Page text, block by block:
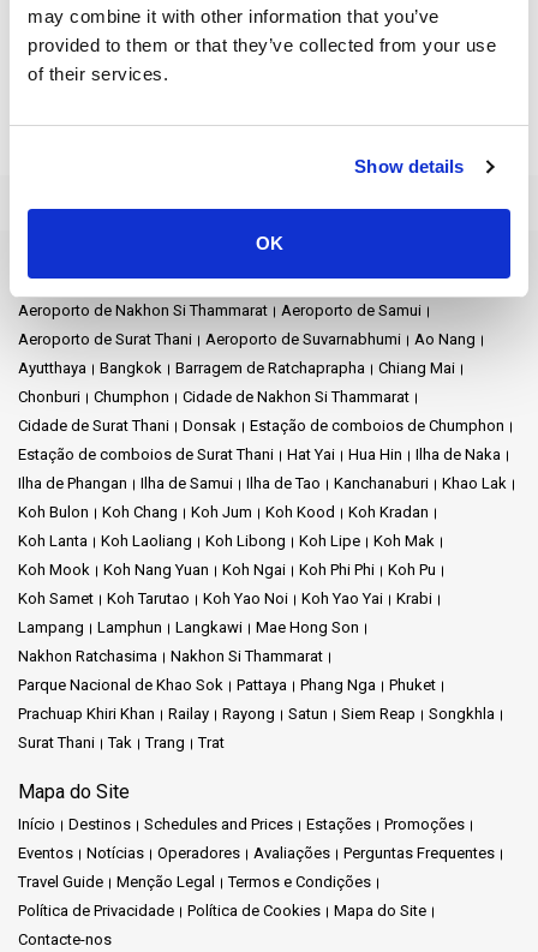
may combine it with other information that you’ve
provided to them or that they’ve collected from your use
of their services.
Show details
OK
costa nordeste de Phuket torna-se fácil.
O cais da ilha de Naka é mais do que apenas um local onde se
A estância da Ilha Naka fica nas proximidades e está repleta de
coisas extravagantes que o fazem sentir-se especial. E isso não
também a ilha de Naka Yai, que é uma joia à espera de ser
explorada.
Então, quando você chega ao Naka Island Pier, você não está
apenas começando um simples feriado; você está dando início
O que saber:
O Naka Island Pierfica a 20 minutos de carro do aeroporto
internacional de Phuket.
Acesso direto à Ilha Naka
, um spa resort de coleção de luxo em
Phuket.
Explore a Ilha Naka Yai, Koh Naka Noi, Koh Yao Yai e as ilhas Koh
Naka Yai.
Luxuosas villas com piscina privada aguardam-no no resort da
Ilha Naka.
O Cais Ao Po e o Cais Bang Rong
, nas proximidades, oferecem
opções de viagem alargadas.
Destinos de Ferry
Aeroporto de Nakhon Si Thammarat
Aeroporto de Samui
Aeroporto de Surat Thani
Aeroporto de Suvarnabhumi
Ao Nang
Ayutthaya
Bangkok Barragem de Ratchaprapha
Chiang Mai
Chonburi
Chumphon
Cidade de Nakhon Si Thammarat
Cidade de Surat Thani
Donsak
Estação de comboios de Chumphon
Estação de comboios de Surat Thani
Hat Yai Hua Hin
Ilha de Naka
Ilha de Phangan
Ilha de Samui Ilha de Tao Kanchanaburi
Khao Lak
Koh Bulon
Koh Chang Koh Jum Koh Kood
Koh Kradan
Koh Lanta
Koh Laoliang Koh Libong Koh Lipe
Koh Mak
Koh Mook
Koh Nang Yuan Koh Ngai Koh Phi Phi
Koh Pu
Koh Samet
Koh Tarutao Koh Yao Noi Koh Yao Yai
Krabi
Lampang
Lamphun Langkawi
Mae Hong Son
Nakhon Ratchasima
Nakhon Si Thammarat
Parque Nacional de Khao Sok
Pattaya Phang Nga
Phuket
Prachuap Khiri Khan
Railay Rayong Satun Siem Reap
Songkhla
Surat Thani
Tak Trang Trat
Mapa do Site
Início Destinos Schedules and Prices Estações
Promoções
Eventos
Notícias Operadores Avaliações
Perguntas Frequentes
Travel Guide
Menção Legal
Termos e Condições
Política de Privacidade
Política de Cookies
Mapa do Site
Contacte-nos